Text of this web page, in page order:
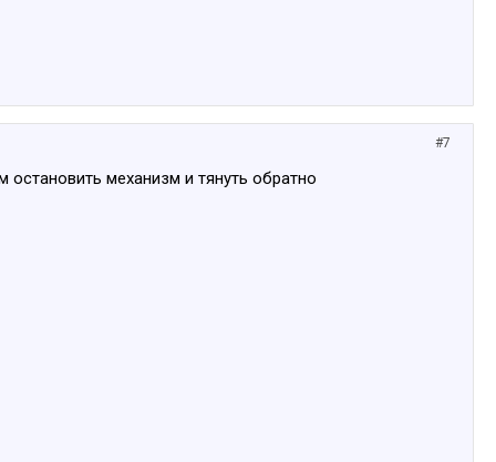
#7
остановить механизм и тянуть обратно